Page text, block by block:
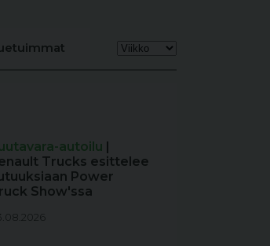
autoilu |
Trucks esittelee
Power
Show'ssa